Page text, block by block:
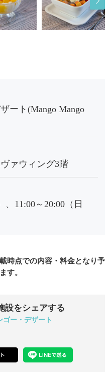
ート(Mango Mango
ァウィング3階
、11:00～20:00（日
時点での内容・料金となり予
す。
設をシェアする
ゴー・デザート